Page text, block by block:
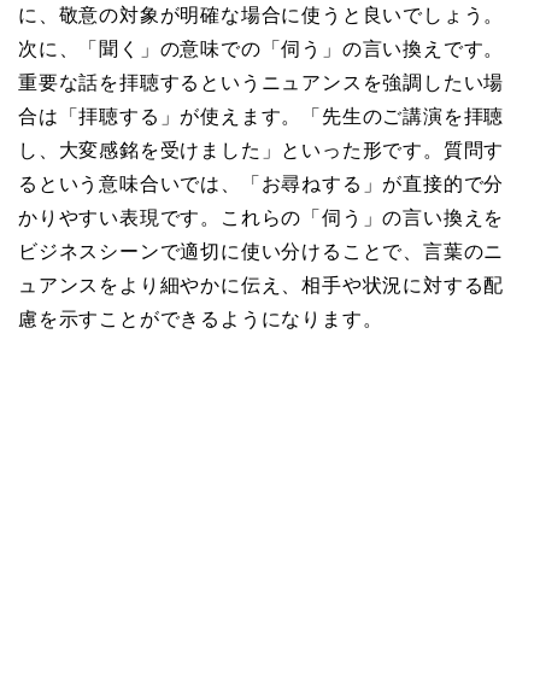
に、敬意の対象が明確な場合に使うと良いでしょう。
次に、「聞く」の意味での「伺う」の言い換えです。
重要な話を拝聴するというニュアンスを強調したい場
合は「拝聴する」が使えます。「先生のご講演を拝聴
し、大変感銘を受けました」といった形です。質問す
るという意味合いでは、「お尋ねする」が直接的で分
かりやすい表現です。これらの「伺う」の言い換えを
ビジネスシーンで適切に使い分けることで、言葉のニ
ュアンスをより細やかに伝え、相手や状況に対する配
慮を示すことができるようになります。